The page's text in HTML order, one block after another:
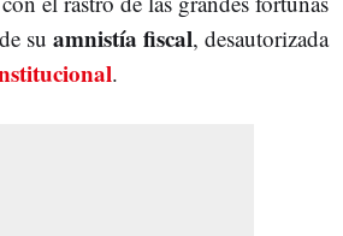
su amnistía fiscal, desautorizada
.